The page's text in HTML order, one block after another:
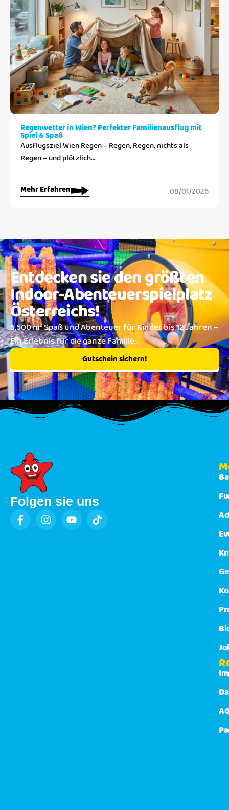
Regenwetter in Wien? Perfekter Familienausflug mit
Spiel & Spaß
Ausflugsziel Wien Regen – Regen, Regen, nichts als
Regen – und plötzlich…
Mehr Erfahren 08/01/2026
Entdecken sie den größten
Indoor-Abenteuerspielplatz
Österreichs!
5,500 m² Spaß und Abenteuer für Kinder bis 12 Jahren –
Ein Erlebnis für die ganze Familie.
Gutschein sichern!
Folgen sie uns